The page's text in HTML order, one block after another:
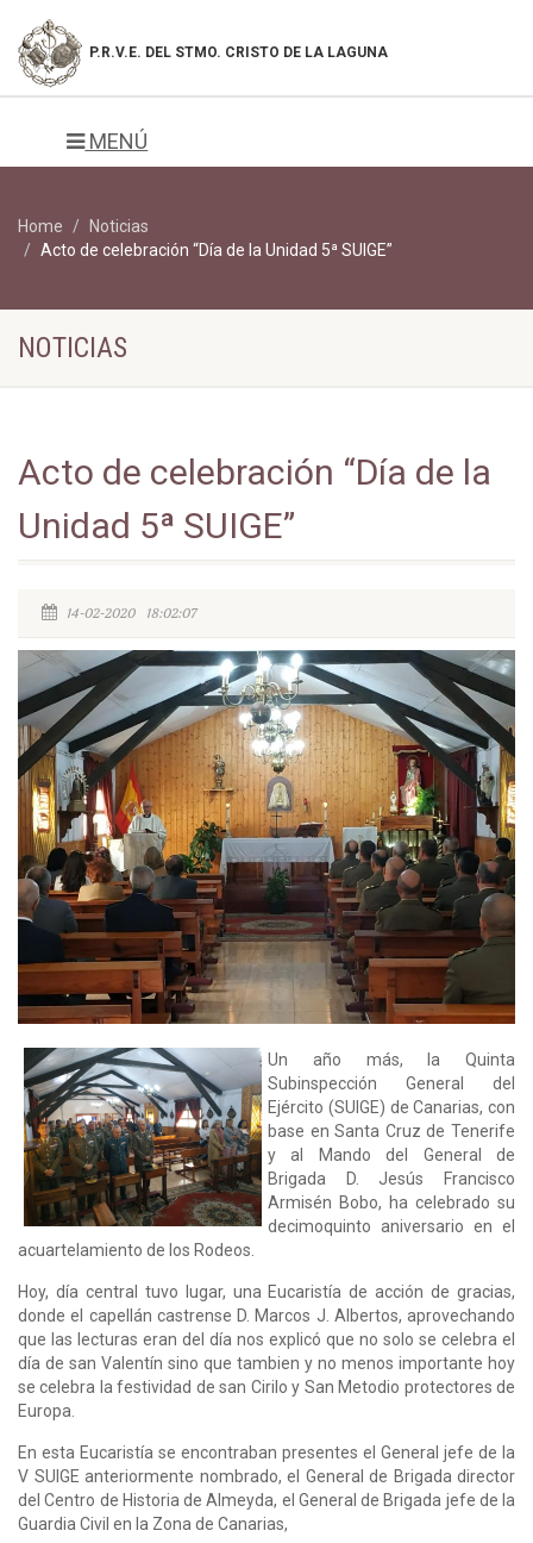
P.R.V.E. DEL STMO. CRISTO DE LA LAGUNA
MENÚ
Home
Noticias
Acto de celebración “Día de la Unidad 5ª SUIGE”
NOTICIAS
Acto de celebración “Día de la
Unidad 5ª SUIGE”
14-02-2020 18:02:07
Un año más, la Quinta
Subinspección General del
Ejército (SUIGE) de Canarias, con
base en Santa Cruz de Tenerife
y al Mando del General de
Brigada D. Jesús Francisco
Armisén Bobo, ha celebrado su
decimoquinto aniversario en el
acuartelamiento de los Rodeos.
Hoy, día central tuvo lugar, una Eucaristía de acción de gracias,
donde el capellán castrense D. Marcos J. Albertos, aprovechando
que las lecturas eran del día nos explicó que no solo se celebra el
día de san Valentín sino que tambien y no menos importante hoy
se celebra la festividad de san Cirilo y San Metodio protectores de
Europa.
En esta Eucaristía se encontraban presentes el General jefe de la
V SUIGE anteriormente nombrado, el General de Brigada director
del Centro de Historia de Almeyda, el General de Brigada jefe de la
Guardia Civil en la Zona de Canarias,